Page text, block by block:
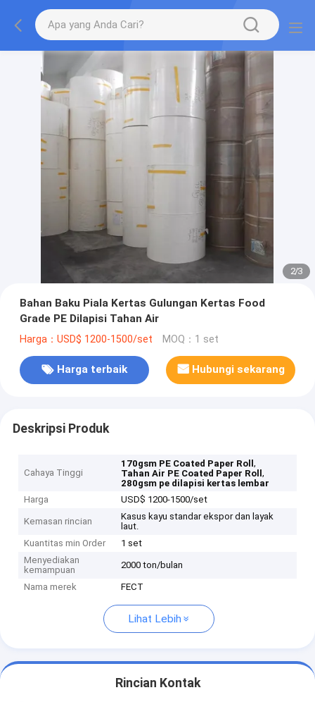
2/3
Bahan Baku Piala Kertas Gulungan Kertas Food
Grade PE Dilapisi Tahan Air
Harga：USD$ 1200-1500/set MOQ：1 set
Harga terbaik Hubungi sekarang
Deskripsi Produk
Cahaya Tinggi
170gsm PE Coated Paper Roll,
Tahan Air PE Coated Paper Roll,
280gsm pe dilapisi kertas lembar
Harga
USD$ 1200-1500/set
Kemasan rincian
Kasus kayu standar ekspor dan layak
laut.
Kuantitas min Order
1 set
Menyediakan
kemampuan
2000 ton/bulan
Nama merek FECT
Lihat Lebih
Rincian Kontak